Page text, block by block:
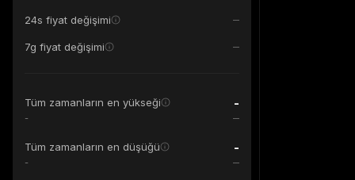
24s fiyat değişimi
7g fiyat değişimi
Tüm zamanların en yükseği -
-
Tüm zamanların en düşüğü -
-